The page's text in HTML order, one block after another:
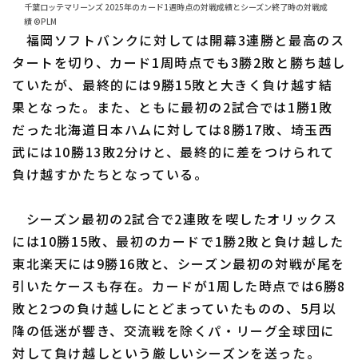
千葉ロッテマリーンズ 2025年のカード1週時点の対戦成績とシーズン終了時の対戦成
績 ©PLM
福岡ソフトバンクに対しては開幕3連勝と最高のス
タートを切り、カード1周時点でも3勝2敗と勝ち越し
ていたが、最終的には9勝15敗と大きく負け越す結
果となった。また、ともに最初の2試合では1勝1敗
だった北海道日本ハムに対しては8勝17敗、埼玉西
武には10勝13敗2分けと、最終的に差をつけられて
負け越すかたちとなっている。
シーズン最初の2試合で2連敗を喫したオリックス
には10勝15敗、最初のカードで1勝2敗と負け越した
東北楽天には9勝16敗と、シーズン最初の対戦が尾を
引いたケースも存在。カードが1周した時点では6勝8
敗と2つの負け越しにとどまっていたものの、5月以
降の低迷が響き、交流戦を除くパ・リーグ全球団に
対して負け越しという厳しいシーズンを送った。